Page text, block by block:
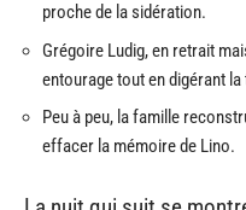
proche de la sidération.
Grégoire Ludig, en retrait
entourage tout en digérant
Peu à peu, la famille
effacer la mémoire de Lino.